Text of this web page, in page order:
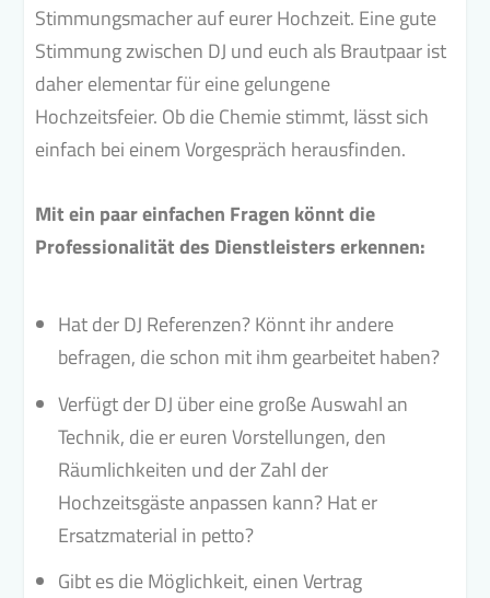
Stimmungsmacher auf eurer Hochzeit. Eine gute
Stimmung zwischen DJ und euch als Brautpaar ist
daher elementar für eine gelungene
Hochzeitsfeier. Ob die Chemie stimmt, lässt sich
einfach bei einem Vorgespräch herausfinden.
Mit ein paar einfachen Fragen könnt die
Professionalität des Dienstleisters erkennen:
Hat der DJ Referenzen? Könnt ihr andere
befragen, die schon mit ihm gearbeitet haben?
Verfügt der DJ über eine große Auswahl an
Technik, die er euren Vorstellungen, den
Räumlichkeiten und der Zahl der
Hochzeitsgäste anpassen kann? Hat er
Ersatzmaterial in petto?
Gibt es die Möglichkeit, einen Vertrag